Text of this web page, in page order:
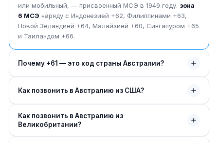
или мобильный, — присвоенный МСЭ в 1949 году. зона
6 МСЭ наряду с Индонезией +62, Филиппинами +63,
Новой Зеландией +64, Малайзией +60, Сингапуром +65
и Таиландом +66.
Почему +61 — это код страны Австралии?
году. Ведущая цифра «6» помещает Австралию в
зона 6
МСЭ— зона, охватывающая Океанию + Юго-Восточную
Азию. Суффикс «1» был первым однозначным слотом в
зоне 6, что делало +61 самым коротким двухзначным
Как позвонить в Австралию из США?
страны Австралии), затем опустите ведущий 0 из
австралийского номера. Пример:
4000 для Сиднея или 011 61 4 1234 5678 для
Как позвонить в Австралию из
Великобритании?